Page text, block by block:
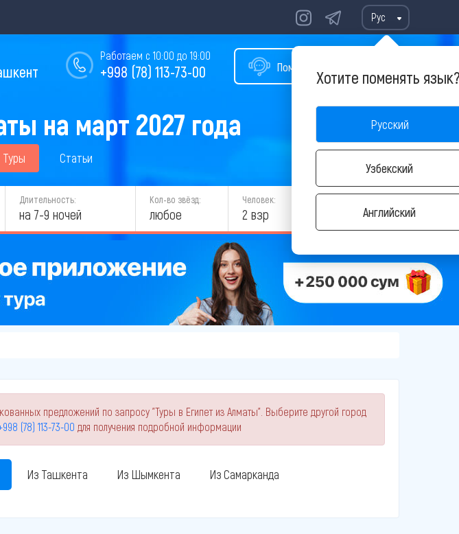
Рус
Хотите поменять
Русский
Узбекский
Английский
Помощь в подборе тура
Работаем с 10:00 до 19:00
+998 (78) 113-73-00
на март 2027 года
Туры Статьи
Длительность:
на 7-9 ночей
Кол-во звёзд:
любое
Человек:
2 взр НАЙТИ
предложений по запросу "Туры в Египет из Алматы". Выберите другой город
(78) 113-73-00 для получения подробной информации
Из Ташкента Из Шымкента Из Самарканда